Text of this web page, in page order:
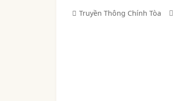
Truyền Thông Chính Tòa